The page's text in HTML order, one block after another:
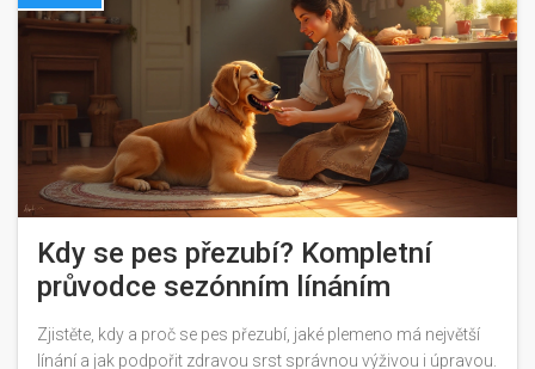
Kdy se pes přezubí? Kompletní
průvodce sezónním línáním
Zjistěte, kdy a proč se pes přezubí, jaké plemeno má největší
línání a jak podpořit zdravou srst správnou výživou i úpravou.